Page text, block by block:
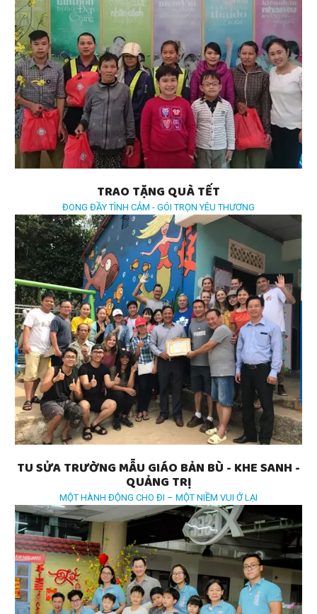
TRAO TẶNG QUÀ TẾT
ĐONG ĐẦY TÌNH CẢM - GÓI TRỌN YÊU THƯƠNG
TU SỬA TRƯỜNG MẪU GIÁO BẢN BÙ - KHE SANH -
QUẢNG TRỊ
MỘT HÀNH ĐỘNG CHO ĐI – MỘT NIỀM VUI Ở LẠI